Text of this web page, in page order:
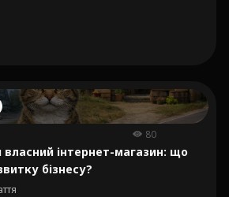
80
інтернет-магазин: що
бізнесу?